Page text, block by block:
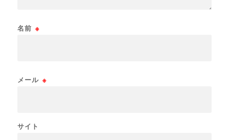
名前 ※
メール ※
サイト